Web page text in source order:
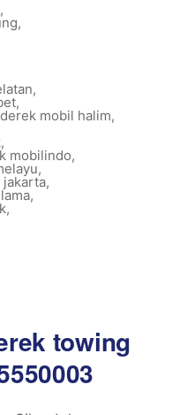
,
,
,
,
mobil halim,
,
mobilindo,
,
jakarta,
,
,
towing